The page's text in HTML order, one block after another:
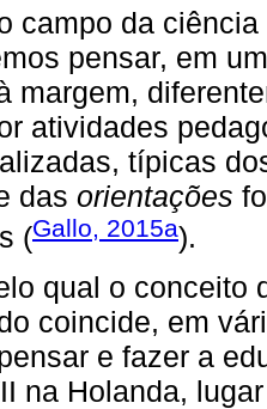
campo da
pensar, em
margem,
atividades
típicas
das orientações
(Gallo, 2015a).
qual o conceito
coincide, em
e fazer a
na Holanda,